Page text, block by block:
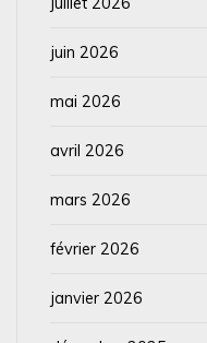
juin 2026
mai 2026
avril 2026
mars 2026
février 2026
janvier 2026